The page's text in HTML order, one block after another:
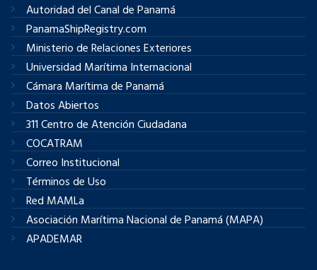
Autoridad del Canal de Panamá
PanamaShipRegistry.com
Ministerio de Relaciones Exteriores
Universidad Marítima Internacional
Cámara Marítima de Panamá
Datos Abiertos
311 Centro de Atención Ciudadana
COCATRAM
Correo Institucional
Términos de Uso
Red MAMLa
Asociación Marítima Nacional de Panamá (MAPA)
APADEMAR